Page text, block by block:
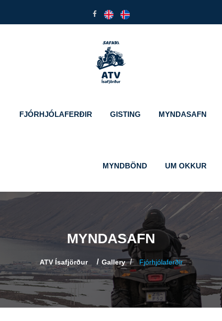
FJÓRHJÓLAFERÐIR GISTING MYNDASAFN
MYNDBÖND UM OKKUR
MYNDASAFN
ATV Ísafjörður Gallery Fjórhjólaferðir